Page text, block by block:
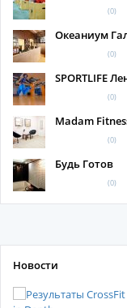
(0)
Океаниум
(0)
SPORTLIFE
(0)
Madam
(0)
Будь Готов
(0)
Новости